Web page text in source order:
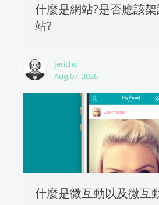
什麼是網站?是否應該
站?
Jericho
Aug 07, 2026
什麼是微互動以及微互